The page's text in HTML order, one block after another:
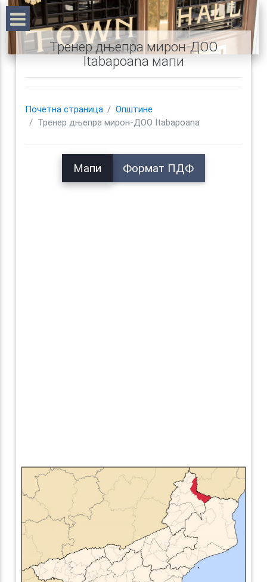
Тренер дњепра мирон-ДОО
Itabapoana мапи
Почетна страница
Општине
Тренер дњепра мирон-ДОО Itabapoana
Мапи Формат ПДФ